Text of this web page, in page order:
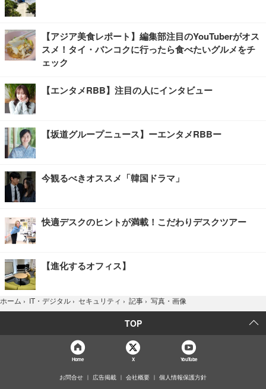
【アジア美食レポート】編集部注目のYouTuberがオス
スメ！タイ・バンコクに行ったら食べたいグルメをチ
ェック
【エンタメRBB】注目の人にインタビュー
【坂道グループニュース】ーエンタメRBBー
今観るべきオススメ「韓国ドラマ」
快適デスクのヒントが満載！こだわりデスクツアー
【進化するオフィス】
ホーム › IT・デジタル › セキュリティ › 記事 › 写真・画像
TOP
Home X YouTube
お問合せ 広告掲載 会社概要 個人情報保護方針